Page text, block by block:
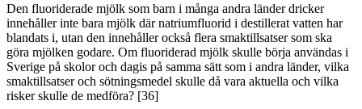
Den fluoriderade mjölk som barn i många andra länder dricker
innehåller inte bara mjölk där natriumfluorid i destillerat vatten har
blandats i, utan den innehåller också flera smaktillsatser som ska
göra mjölken godare. Om fluoriderad mjölk skulle börja användas i
Sverige på skolor och dagis på samma sätt som i andra länder, vilka
smaktillsatser och sötningsmedel skulle då vara aktuella och vilka
risker skulle de medföra? [36]